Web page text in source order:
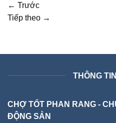
← Trước
Tiếp theo →
THÔNG
CHỢ TỐT PHAN RANG -
ĐỘNG SẢN